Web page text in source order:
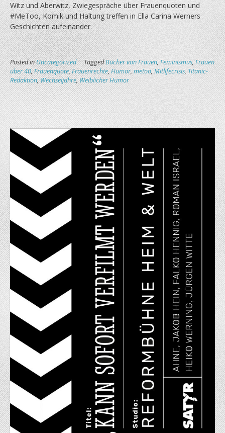
Witz und Aberwitz, Zwiegespräche über Frauenquoten und
#MeToo, Komik und Haltung treffen in Ella Carina Werners
Geschichten aufeinander.
Posted inUncategorized TaggedBücher von Frauen,Feminismus,Frauen
über 40,Frauenquote,Frauenrechte,Humor,metoo,Mitlifecrisis,Titanic-
Redaktion,Wechseljahre,Weiblicher Humor